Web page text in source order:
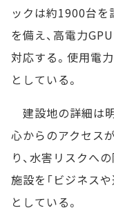
ックは約1900台を
を備え、高電力
対応する。使用電
としている。
建設地の詳細は
心からのアクセス
り、水害リスクへ
施設を「ビジネス
としている。